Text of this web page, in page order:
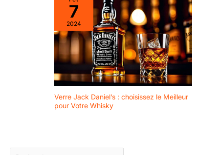
7
2024
Verre Jack Daniel’s : choisissez le Meilleur
pour Votre Whisky